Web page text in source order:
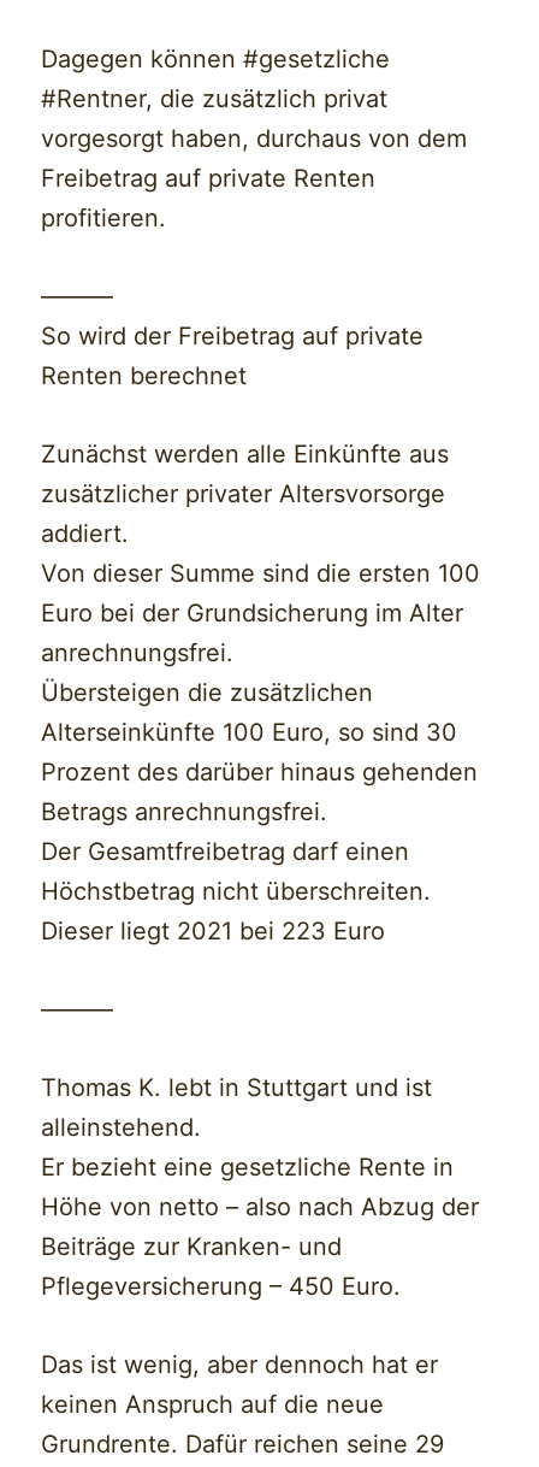
Dagegen können #gesetzliche
#Rentner, die zusätzlich privat
vorgesorgt haben, durchaus von dem
Freibetrag auf private Renten
profitieren.
———
So wird der Freibetrag auf private
Renten berechnet
Zunächst werden alle Einkünfte aus
zusätzlicher privater Altersvorsorge
addiert.
Von dieser Summe sind die ersten 100
Euro bei der Grundsicherung im Alter
anrechnungsfrei.
Übersteigen die zusätzlichen
Alterseinkünfte 100 Euro, so sind 30
Prozent des darüber hinaus gehenden
Betrags anrechnungsfrei.
Der Gesamtfreibetrag darf einen
Höchstbetrag nicht überschreiten.
Dieser liegt 2021 bei 223 Euro
———
Thomas K. lebt in Stuttgart und ist
alleinstehend.
Er bezieht eine gesetzliche Rente in
Höhe von netto – also nach Abzug der
Beiträge zur Kranken- und
Pflegeversicherung – 450 Euro.
Das ist wenig, aber dennoch hat er
keinen Anspruch auf die neue
Grundrente. Dafür reichen seine 29